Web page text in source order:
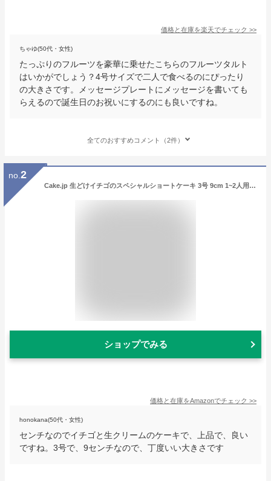
価格と在庫を楽天でチェック >>
ちゃゆ(50代・女性)
たっぷりのフルーツを豪華に乗せたこちらのフルーツタルト
はいかがでしょう？4号サイズで二人で食べるのにぴったり
の大きさです。メッセージプレートにメッセージを書いても
らえるので誕生日のお祝いにするのにも良いですね。
全てのおすすめコメント（2件）
no. 2
Cake.jp 生どけイチゴのスペシャルショートケーキ 3号 9cm 1~2人用 ケーキ 誕生日 誕生日ケーキ デコレーションケーキ バースデーケーキ
ショップでみる
価格と在庫をAmazonでチェック >>
honokana(50代・女性)
センチなのでイチゴと生クリームのケーキで、上品で、良い
ですね。3号で、9センチなので、丁度いい大きさです